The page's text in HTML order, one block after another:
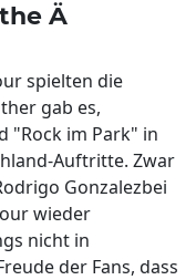
Ä
spielten die
gab es,
"Rock im Park" in
Auftritte. Zwar
Gonzalezbei
wieder
nicht in
der Fans, dass